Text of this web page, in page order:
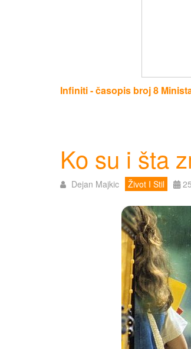
Infiniti - časopis broj 8
Ko su i šta
Dejan Majkic Život I Stil